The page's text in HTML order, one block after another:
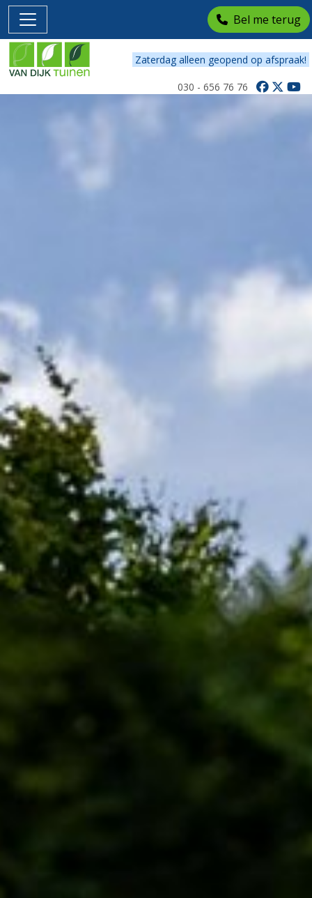
Zaterdag alleen geopend op afspraak!
030 - 656 76 76
Bel me terug